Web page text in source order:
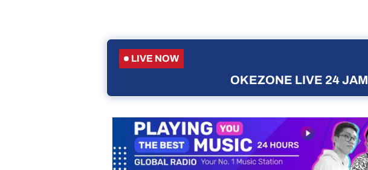
LIVE NOW
OKEZONE LIVE 24 JAM